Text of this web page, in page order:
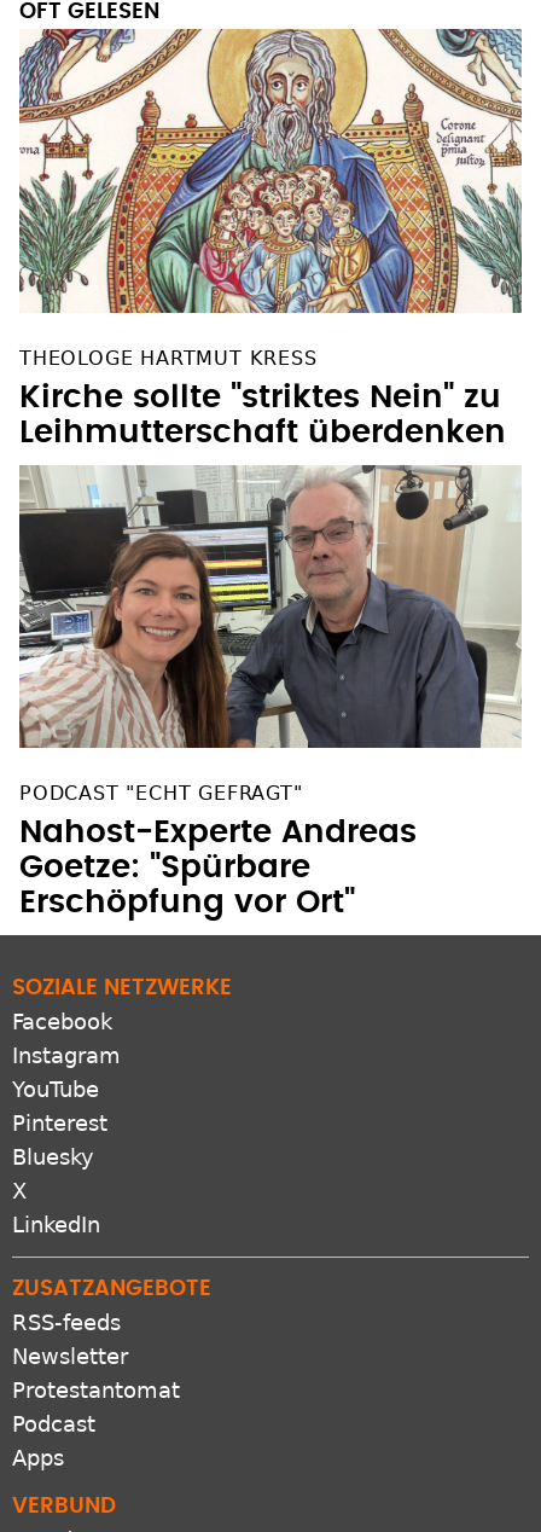
OFT GELESEN
THEOLOGE HARTMUT KRESS
Kirche sollte "striktes Nein" zu
Leihmutterschaft überdenken
PODCAST "ECHT GEFRAGT"
Nahost-Experte Andreas
Goetze: "Spürbare
Erschöpfung vor Ort"
SOZIALE NETZWERKE
Facebook
Instagram
YouTube
Pinterest
Bluesky
X
LinkedIn
ZUSATZANGEBOTE
RSS-feeds
Newsletter
Protestantomat
Podcast
Apps
VERBUND